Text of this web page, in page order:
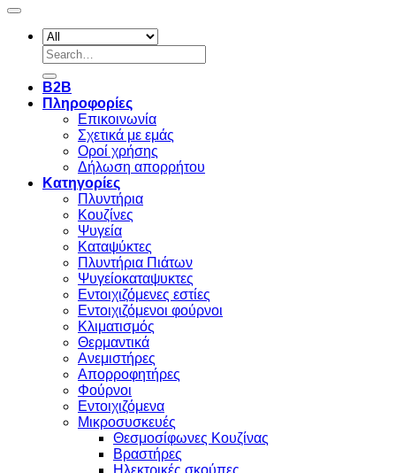
Search
for:
B2B
Πληροφορίες
Επικοινωνία
Σχετικά με εμάς
Οροί χρήσης
Δήλωση απορρήτου
Κατηγορίες
Πλυντήρια
Κουζίνες
Ψυγεία
Καταψύκτες
Πλυντήρια Πιάτων
Ψυγείοκαταψυκτες
Εντοιχιζόμενες εστίες
Εντοιχιζόμενοι φούρνοι
Κλιματισμός
Θερμαντικά
Ανεμιστήρες
Απορροφητήρες
Φούρνοι
Εντoιχιζόμενα
Μικροσυσκευές
Θεσμοσίφωνες Κουζίνας
Βραστήρες
Ηλεκτρικές σκούπες